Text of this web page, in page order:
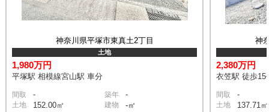
神奈川県平塚市東真土2丁目
土地
1,980万円
平塚駅 相模線宮山駅 車分
間取 - 築年 -
土地 152.00㎡ 建物 -㎡
神
2,380万円
衣笠駅 徒歩15
間取 -
土地 137.71㎡